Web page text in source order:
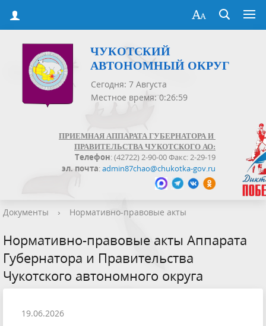
ЧУКОТСКИЙ
АВТОНОМНЫЙ ОКРУГ
Сегодня: 7 Августа
Местное время: 0:27:00
ПРИЕМНАЯ АППАРАТА ГУБЕРНАТОРА И
ПРАВИТЕЛЬСТВА ЧУКОТСКОГО АО:
Телефон: (42722) 2-90-00 Факс: 2-29-19
эл. почта:admin87chao@chukotka-gov.ru
Документы › Нормативно-правовые акты
Нормативно-правовые акты Аппарата
Губернатора и Правительства
Чукотского автономного округа
19.06.2026